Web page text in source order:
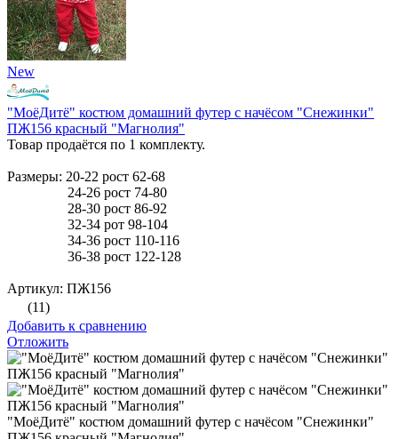
New
"МоёДитё" костюм домашний футер с начёсом "Снежинки"
ПЖ156 красный "Магнолия"
Товар продаётся по 1 комплекту.
Размеры: 20-22 рост 62-68
24-26 рост 74-80
28-30 рост 86-92
32-34 рот 98-104
34-36 рост 110-116
36-38 рост 122-128
Артикул: ПЖ156
(11)
Добавить к сравнению
Отложить
"МоёДитё" костюм домашний футер с начёсом "Снежинки"